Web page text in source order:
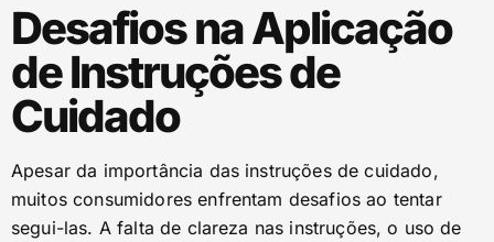
Desafios na Aplicação
de Instruções de
Cuidado
Apesar da importância das instruções de cuidado,
muitos consumidores enfrentam desafios ao tentar
segui-las. A falta de clareza nas instruções, o uso de